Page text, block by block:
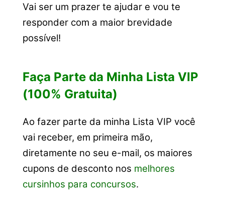
Vai ser um prazer te ajudar e vou te
responder com a maior brevidade
possível!
Faça Parte da Minha Lista VIP
(100% Gratuita)
Ao fazer parte da minha Lista VIP você
vai receber, em primeira mão,
diretamente no seu e-mail, os maiores
cupons de desconto nos melhores
cursinhos para concursos.